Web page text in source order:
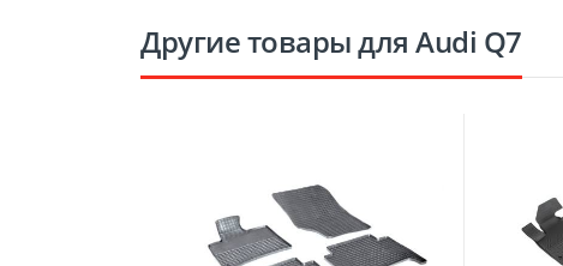
Другие товары для Audi Q7